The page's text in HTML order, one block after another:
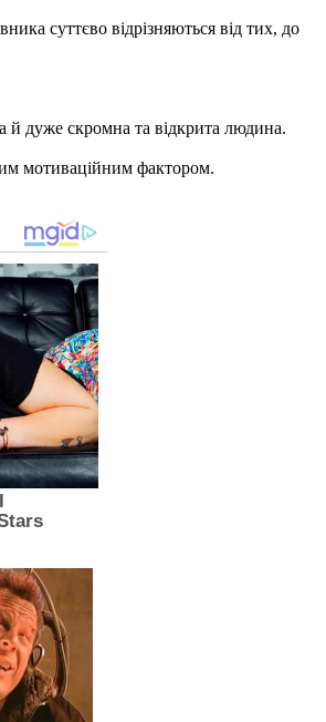
суттєво відрізняються від тих, до
й дуже скромна та відкрита людина.
мотиваційним фактором.